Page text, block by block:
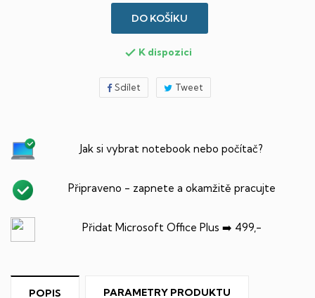
DO KOŠÍKU
 K dispozici
Sdílet Tweet
Jak si vybrat notebook nebo počítač?
Připraveno - zapnete a okamžitě pracujte
Přidat Microsoft Office Plus ➡️ 499,-
POPIS PARAMETRY PRODUKTU